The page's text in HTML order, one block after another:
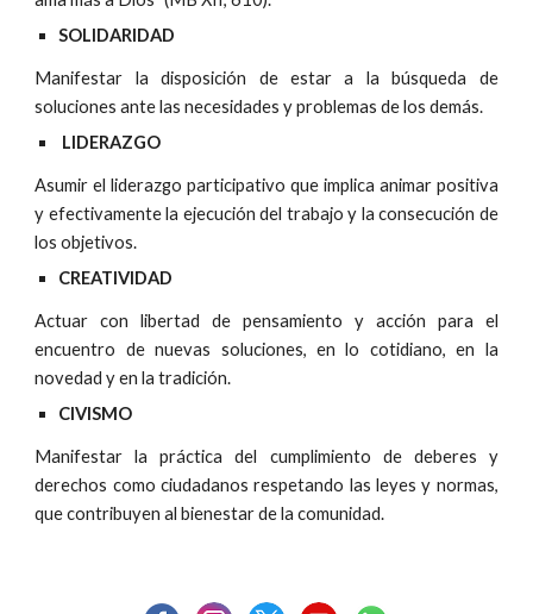
SOLIDARIDAD
Manifestar la disposición de estar a la búsqueda de
soluciones ante las necesidades y problemas de los demás.
LIDERAZGO
Asumir el liderazgo participativo que implica animar positiva
y efectivamente la ejecución del trabajo y la consecución de
los objetivos.
CREATIVIDAD
Actuar con libertad de pensamiento y acción para el
encuentro de nuevas soluciones, en lo cotidiano, en la
novedad y en la tradición.
CIVISMO
Manifestar la práctica del cumplimiento de deberes y
derechos como ciudadanos respetando las leyes y normas,
que contribuyen al bienestar de la comunidad.